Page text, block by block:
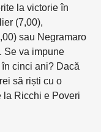
la victorie în
(7,00),
sau Negramaro
Se va impune
cinci ani? Dacă
să riști cu o
la Ricchi e Poveri